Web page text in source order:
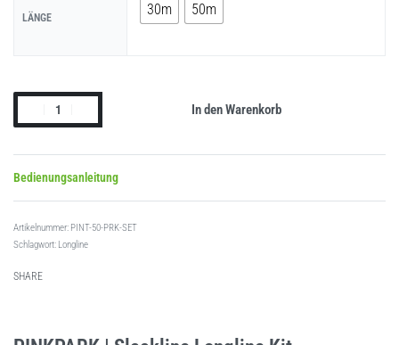
LÄNGE 30m 50m
In den Warenkorb
Bedienungsanleitung
PINT-50-PRK-SET
Schlagwort: Longline
SHARE